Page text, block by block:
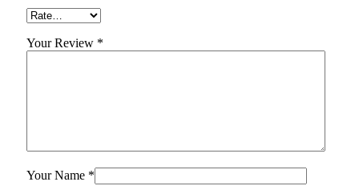
Your Review *
Your Name *